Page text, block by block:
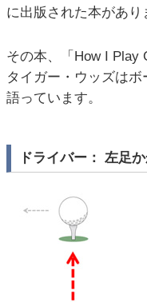
に出版された本があり
その本、「How I Play
タイガー・ウッズは
語っています。
ドライバー： 左足